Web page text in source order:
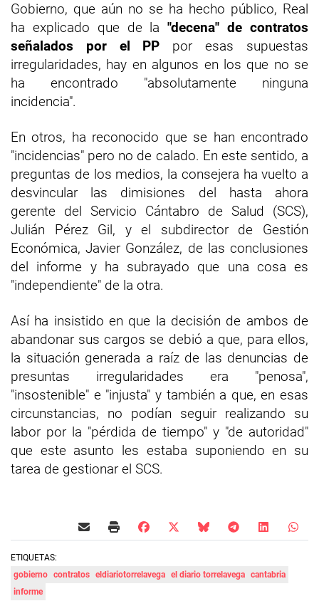
Gobierno, que aún no se ha hecho público, Real
ha explicado que de la"decena" de contratos
señalados por el PP por esas supuestas
irregularidades, hay en algunos en los que no se
ha encontrado "absolutamente ninguna
incidencia".
En otros, ha reconocido que se han encontrado
"incidencias" pero no de calado. En este sentido, a
preguntas de los medios, la consejera ha vuelto a
desvincular las dimisiones del hasta ahora
gerente del Servicio Cántabro de Salud (SCS),
Julián Pérez Gil, y el subdirector de Gestión
Económica, Javier González, de las conclusiones
del informe y ha subrayado que una cosa es
"independiente" de la otra.
Así ha insistido en que la decisión de ambos de
abandonar sus cargos se debió a que, para ellos,
la situación generada a raíz de las denuncias de
presuntas irregularidades era "penosa",
"insostenible" e "injusta" y también a que, en esas
circunstancias, no podían seguir realizando su
labor por la "pérdida de tiempo" y "de autoridad"
que este asunto les estaba suponiendo en su
tarea de gestionar el SCS.
ETIQUETAS:
gobierno contratos eldiariotorrelavega el diario torrelavega cantabria
informe